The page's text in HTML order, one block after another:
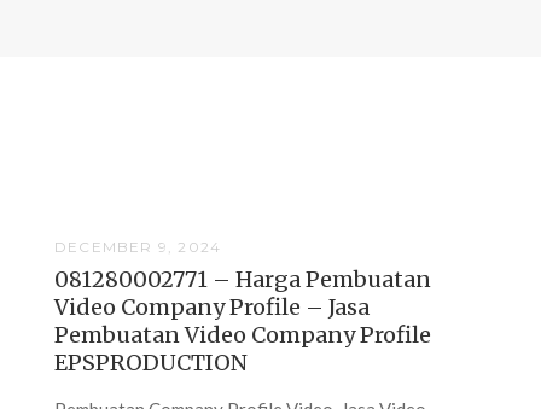
DECEMBER 9, 2024
081280002771 – Harga Pembuatan
Video Company Profile – Jasa
Pembuatan Video Company Profile
EPSPRODUCTION